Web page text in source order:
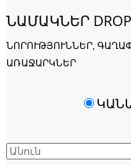
ՆԱՄԱԿՆԵՐ
ՆՈՐՈՒԹՅՈՒՆՆԵՐ,
ՌԱՋԱՐԿՆԵՐ